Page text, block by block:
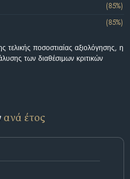
(85%)
(85%)
τελικής ποσοστιαίας αξιολόγησης, η
των διαθέσιμων κριτικών
ανά έτος